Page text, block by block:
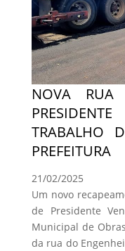
NOVA
TRABALHO
PREFEITURA
21/02/2025
Um novo
de Presidente
Municipal de
da rua do